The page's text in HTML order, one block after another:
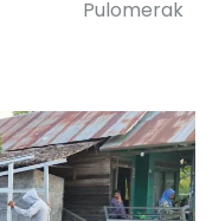
Pulomerak